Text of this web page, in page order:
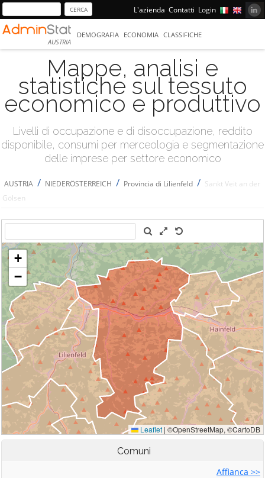
L'azienda Contatti Login
AUSTRIA
DEMOGRAFIA ECONOMIA CLASSIFICHE
Mappe, analisi e
statistiche sul tessuto
economico e produttivo
Livelli di occupazione e di disoccupazione, reddito
disponibile, consumi per merceologia e segmentazione
delle imprese per settore economico
AUSTRIA / NIEDERÖSTERREICH / Provincia di Lilienfeld / Sankt Veit an der
Gölsen
Comuni
Affianca >>